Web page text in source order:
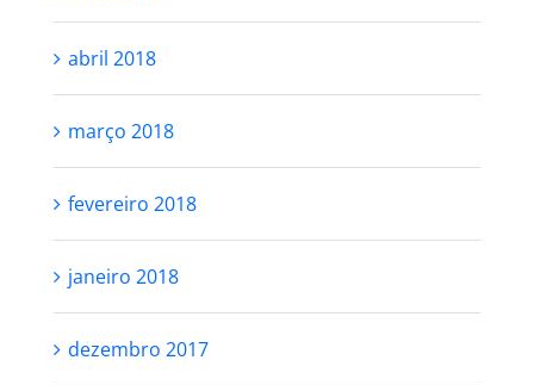
abril 2018
março 2018
fevereiro 2018
janeiro 2018
dezembro 2017